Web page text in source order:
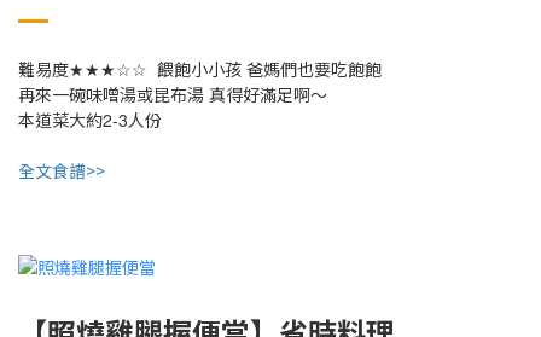
難易度★★★☆☆ 餵飽小小孩 爸媽們也要吃飽飽
再來一碗味噌湯或昆布湯 真得好滿足啊～
本道菜大約2-3人份
全文食譜>>